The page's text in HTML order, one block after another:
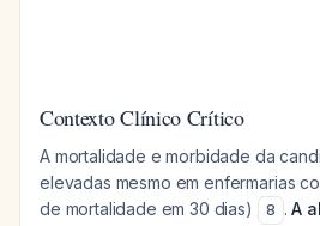
Contexto Clínico Crítico
A mortalidade e morbidade da
elevadas mesmo em enfermarias
de mortalidade em 30 dias)
8 .A